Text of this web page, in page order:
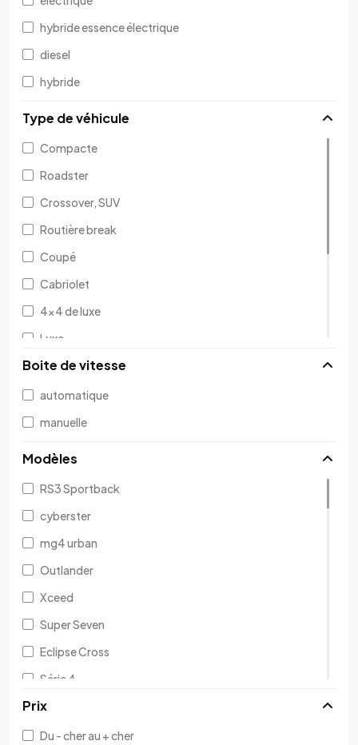
Maserati
Jeep
Mazda
hybride essence électrique
diesel
hybride
Type de véhicule
Compacte
Roadster
Crossover, SUV
Routière break
Coupé
Cabriolet
4x4 de luxe
Luxe
Monospace
Routière
Break
Boite de vitesse
automatique
manuelle
Modèles
RS3 Sportback
cyberster
mg4 urban
Outlander
Xceed
Super Seven
Eclipse Cross
Série 4
718 Boxster
im6
Prix
Du - cher au + cher